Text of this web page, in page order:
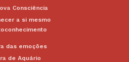
Consciência
a si mesmo
das emoções
de Aquário